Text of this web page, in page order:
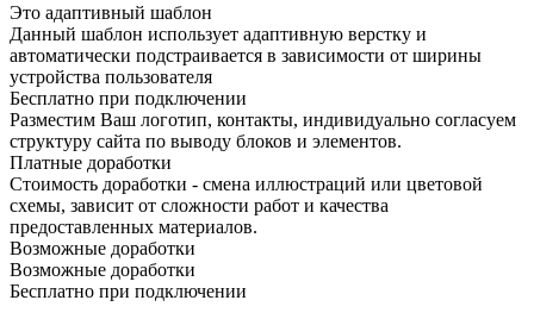
Это адаптивный шаблон
Данный шаблон использует адаптивную верстку и
автоматически подстраивается в зависимости от ширины
устройства пользователя
Бесплатно при подключении
Разместим Ваш логотип, контакты, индивидуально согласуем
структуру сайта по выводу блоков и элементов.
Платные доработки
Стоимость доработки - смена иллюстраций или цветовой
схемы, зависит от сложности работ и качества
предоставленных материалов.
Возможные доработки
Возможные доработки
Бесплатно при подключении